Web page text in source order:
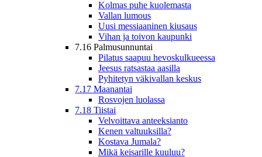
Kolmas puhe kuolemasta
Vallan lumous
Uusi messiaaninen kiusaus
Vihan ja toivon kaupunki
7.16 Palmusunnuntai
Pilatus saapuu hevoskulkueessa
Jeesus ratsastaa aasilla
Pyhitetyn väkivallan keskus
7.17 Maanantai
Rosvojen luolassa
7.18 Tiistai
Velvoittava anteeksianto
Kenen valtuuksilla?
Kostava Jumala?
Mikä keisarille kuuluu?